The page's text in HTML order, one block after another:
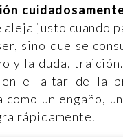
justo cuando
sino que se
y la duda,
en el altar de la
como un engaño,
rápidamente.